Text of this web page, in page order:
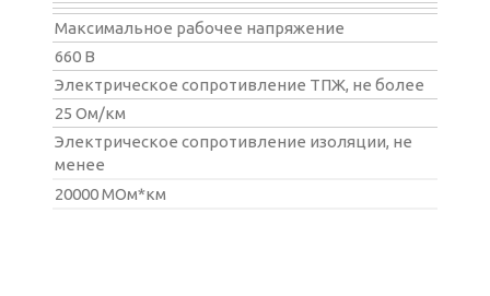
Максимальное рабочее напряжение
660 В
Электрическое сопротивление ТПЖ, не более
25 Ом/км
Электрическое сопротивление изоляции, не
менее
20000 МОм*км